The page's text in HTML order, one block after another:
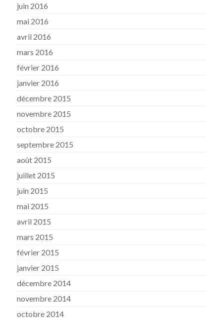
juin 2016
mai 2016
avril 2016
mars 2016
février 2016
janvier 2016
décembre 2015
novembre 2015
octobre 2015
septembre 2015
août 2015
juillet 2015
juin 2015
mai 2015
avril 2015
mars 2015
février 2015
janvier 2015
décembre 2014
novembre 2014
octobre 2014